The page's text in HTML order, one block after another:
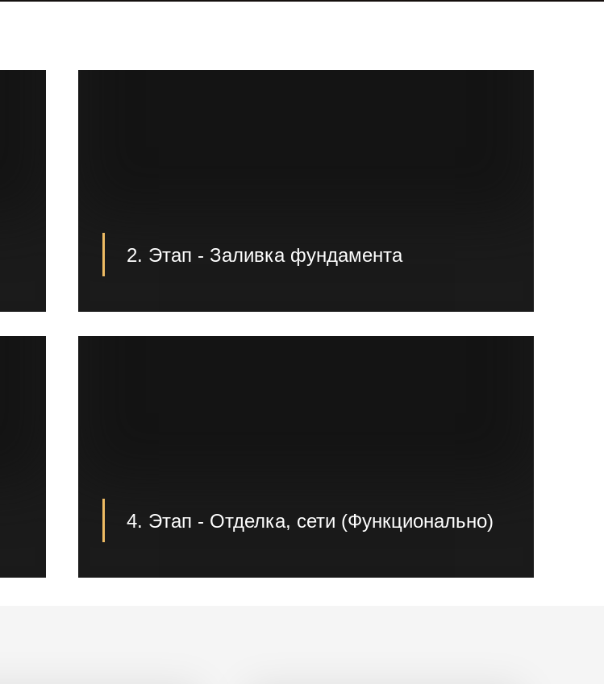
2. Этап - Заливка фундамента
так и нашими специалистами. Это обговаривается во время
4. Этап - Отделка, сети (Функционально)
заливка полов, разводка и подключение сетей, канализации,